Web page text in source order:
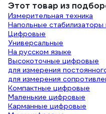
Этот товар из
Измерительная техника
Напольные
Цифровые
Универсальные
На русском языке
Высокоточные цифровые
для измерения
для измерения
Компактные цифровые
Маленькие цифровые
Карманные цифровые